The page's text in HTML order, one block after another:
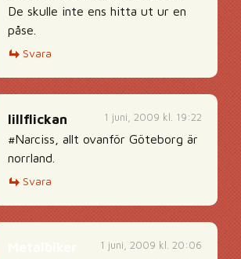
De skulle inte ens hitta ut ur en
påse.
Svara
1 juni, 2009 kl. 19:22
lillflickan
#Narciss, allt ovanför Göteborg är
norrland.
Svara
1 juni, 2009 kl. 20:06